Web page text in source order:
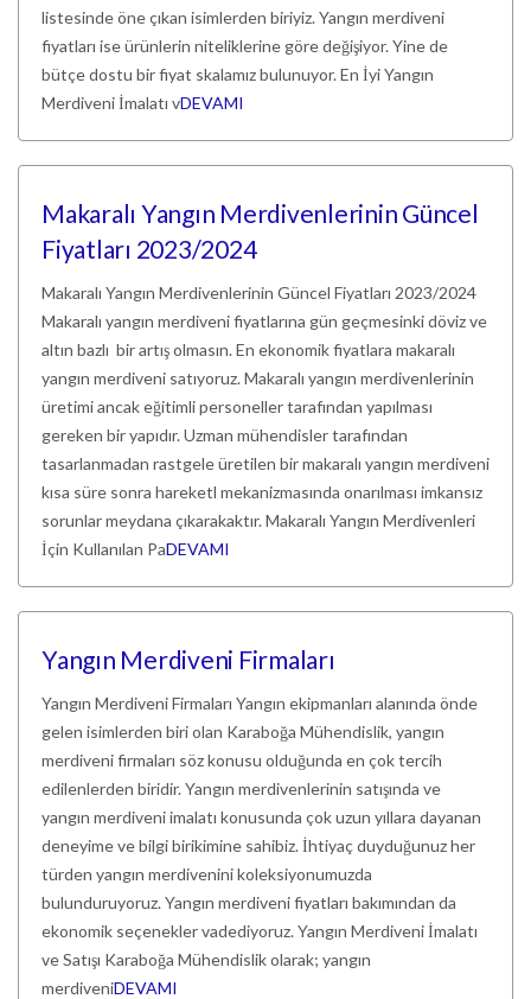
listesinde öne çıkan isimlerden biriyiz. Yangın merdiveni
fiyatları ise ürünlerin niteliklerine göre değişiyor. Yine de
bütçe dostu bir fiyat skalamız bulunuyor. En İyi Yangın
Merdiveni İmalatı vDEVAMI
Makaralı Yangın Merdivenlerinin Güncel
Fiyatları 2023/2024
Makaralı Yangın Merdivenlerinin Güncel Fiyatları 2023/2024
Makaralı yangın merdiveni fiyatlarına gün geçmesinki döviz ve
altın bazlı bir artış olmasın. En ekonomik fiyatlara makaralı
yangın merdiveni satıyoruz. Makaralı yangın merdivenlerinin
üretimi ancak eğitimli personeller tarafından yapılması
gereken bir yapıdır. Uzman mühendisler tarafından
tasarlanmadan rastgele üretilen bir makaralı yangın merdiveni
kısa süre sonra hareketl mekanizmasında onarılması imkansız
sorunlar meydana çıkarakaktır. Makaralı Yangın Merdivenleri
İçin Kullanılan PaDEVAMI
Yangın Merdiveni Firmaları
Yangın Merdiveni Firmaları Yangın ekipmanları alanında önde
gelen isimlerden biri olan Karaboğa Mühendislik, yangın
merdiveni firmaları söz konusu olduğunda en çok tercih
edilenlerden biridir. Yangın merdivenlerinin satışında ve
yangın merdiveni imalatı konusunda çok uzun yıllara dayanan
deneyime ve bilgi birikimine sahibiz. İhtiyaç duyduğunuz her
türden yangın merdivenini koleksiyonumuzda
bulunduruyoruz. Yangın merdiveni fiyatları bakımından da
ekonomik seçenekler vadediyoruz. Yangın Merdiveni İmalatı
ve Satışı Karaboğa Mühendislik olarak; yangın
merdiveniDEVAMI